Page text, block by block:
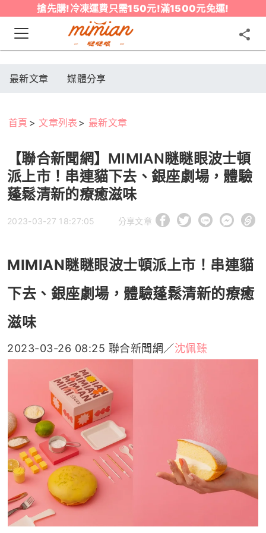
搶先購!冷凍運費只需150元!滿1500元免運!
最新文章 媒體分享
首頁 文章列表 最新文章
【聯合新聞網】MIMIAN瞇瞇眼波士頓
派上市！串連貓下去、銀座劇場，體驗
蓬鬆清新的療癒滋味
2023-03-27 18:27:05 分享文章
MIMIAN瞇瞇眼波士頓派上市！串連貓
下去、銀座劇場，體驗蓬鬆清新的療癒
滋味
2023-03-26 08:25 聯合新聞網／沈佩臻